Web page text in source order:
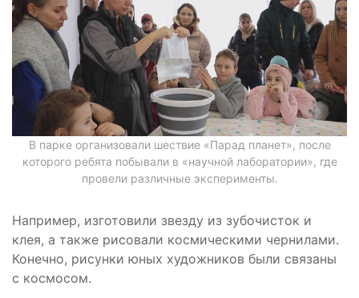
В парке организовали шествие «Парад планет», после
которого ребята побывали в «научной лаборатории», где
провели различные эксперименты.
Например, изготовили звезду из зубочисток и
клея, а также рисовали космическими чернилами.
Конечно, рисунки юных художников были связаны
с космосом.